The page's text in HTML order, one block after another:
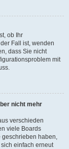
ob Ihr
Fall ist, wenden
dass Sie nicht
mit
nicht mehr
verschieden
viele Boards
geschrieben haben,
einfach erneut